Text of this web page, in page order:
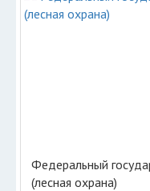
Федеральный
(лесная охрана)